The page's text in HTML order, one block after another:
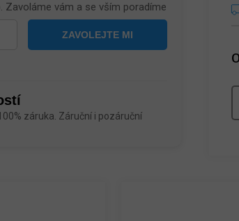
Zavoláme vám a se vším poradíme
záruka. Záruční i pozáruční